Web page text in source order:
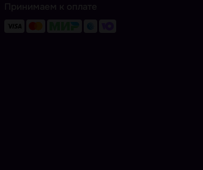
Принимаем к оплате